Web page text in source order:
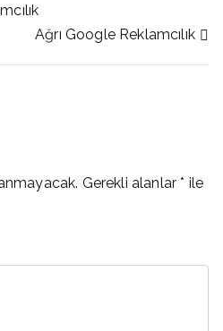
Ağrı Google Reklamcılık
Gerekli alanlar* ile